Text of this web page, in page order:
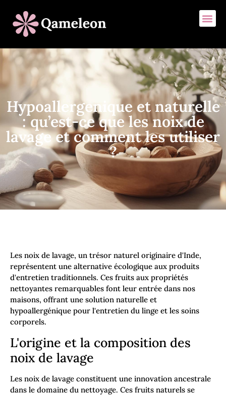
Hypoallergenique et naturelle
: qu’est-ce que les noix de
lavage et comment les utiliser
?
Les noix de lavage, un trésor naturel originaire d'Inde,
représentent une alternative écologique aux produits
d'entretien traditionnels. Ces fruits aux propriétés
nettoyantes remarquables font leur entrée dans nos
maisons, offrant une solution naturelle et
hypoallergénique pour l'entretien du linge et les soins
corporels.
L'origine et la composition des
noix de lavage
Les noix de lavage constituent une innovation ancestrale
dans le domaine du nettoyage. Ces fruits naturels se